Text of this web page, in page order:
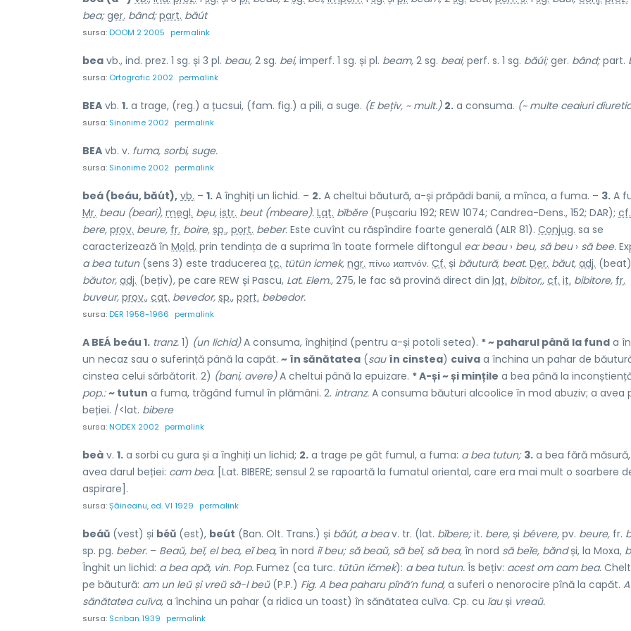
bea; ger. bând; part. băút
sursa:DOOM 2 2005 permalink
bea vb., ind. prez. 1 sg. și 3 pl. beau, 2 sg. bei, imperf. 1 sg. și pl. beam, 2 sg. beai, perf. s. 1 sg. băúi;ger. bând;part.
sursa: Ortografic 2002 permalink
BEA vb. 1. a trage, (reg.) a țucsui, (fam. fig.) a pili, a suge. (E bețiv, ~ mult.) 2. a consuma. (~ multe ceaiuri
sursa: Sinonime 2002 permalink
BEA vb. v. fuma, sorbi, suge.
sursa: Sinonime 2002 permalink
beá (beáu, băút), vb. – 1. A înghiți un lichid. – 2. A cheltui băutură, a-și prăpădi banii, a mînca, a fuma. – 3. A
Mr. beau (beari), megl. bęu, istr. beut (mbeare). Lat. bĭbĕre(Pușcariu 192; REW 1074; Candrea-Dens., 152; DAR); cf.
bere, prov. beure, fr. boire, sp., port. beber. Este cuvînt cu răspîndire foarte generală (ALR 81). Conjug. sa se
caracterizează în Mold. prin tendința de a suprima în toate formele diftongul ea: beau› beu, să beu› să bee.
a bea tutun(sens 3) este traducerea tc. tütün icmek, ngr. πίνω ϰαπνόν. Cf. și băutură, beat. Der. băut, adj.
băutor, adj. (bețiv), pe care REW și Pascu, Lat. Elem., 275, le fac să provină direct din lat. bibitor,, cf. it. bibitore, fr.
buveur, prov., cat. bevedor, sp., port. bebedor.
sursa:DER 1958-1966 permalink
A BEÁ beáu 1. tranz. 1) (un lichid)A consuma, înghițind (pentru a-și potoli setea). * ~ paharul până la fund a
un necaz sau o suferință până la capăt. ~ în sănătatea (sau în cinstea) cuiva a închina un pahar de
cinstea celui sărbătorit. 2) (bani, avere)A cheltui până la epuizare. * A-și ~ și mințile a bea până la
pop.: ~ tutun a fuma, trăgând fumul în plămâni. 2. intranz. A consuma băuturi alcoolice în mod abuziv; a avea
beției. /<lat. bibere
sursa:NODEX 2002 permalink
beà v. 1. a sorbi cu gura și a înghiți un lichid; 2. a trage pe gât fumul, a fuma: a bea tutun; 3. a bea fără
avea darul beției: cam bea. [Lat. BIBERE; sensul 2 se rapoartă la fumatul oriental, care era mai mult o soarbere
aspirare].
sursa:Șăineanu, ed. VI 1929 permalink
beáŭ (vest) și béŭ (est), beút (Ban. Olt. Trans.) și băút, a beav. tr. (lat. bĭbere;it. bere, și bévere, pv. beure, fr.
sp. pg. beber. – Beaŭ, beĭ, el bea, eĭ bea, în nord iĭ beu; să beaŭ, să beĭ, să bea, în nord să beĭe, băndși, la Moxa,
Înghit un lichid: a bea apă, vin. Pop. Fumez (ca turc. tütün ičmek): a bea tutun. Îs bețiv: acest om cam bea.
pe băutură: am un leŭ și vreŭ să-l beŭ(P.P.) Fig. A bea paharu pînă’n fund, a suferi o nenorocire pînă la capăt.
sănătatea cuĭva, a închina un pahar (a ridica un toast) în sănătatea cuĭva. Cp. cu ĭauși vreaŭ.
sursa: Scriban 1939 permalink